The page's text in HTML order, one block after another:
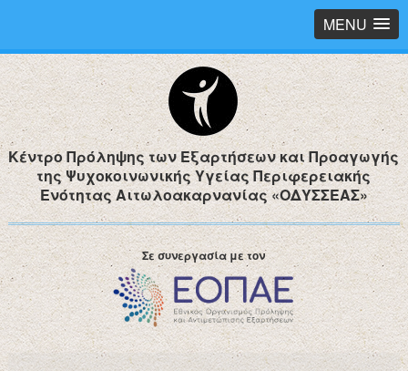
MENU
Κέντρο Πρόληψης των Εξαρτήσεων και Προαγωγής
της Ψυχοκοινωνικής Υγείας Περιφερειακής
Ενότητας Αιτωλοακαρνανίας «ΟΔΥΣΣΕΑΣ»
Σε συνεργασία με τον